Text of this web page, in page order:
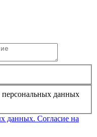
персональных данных
данных. Согласие на